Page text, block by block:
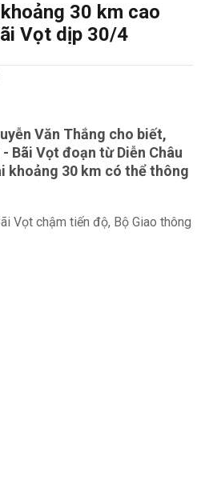
30 km cao
Vọt dịp 30/4
Văn Thắng cho biết,
Bãi Vọt đoạn từ Diễn Châu
khoảng 30 km có thể thông
Vọt chậm tiến độ, Bộ Giao thông